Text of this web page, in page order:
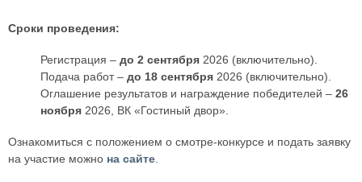
Сроки проведения:
Регистрация – до 2 сентября 2026 (включительно).
Подача работ – до 18 сентября 2026 (включительно).
Оглашение результатов и награждение победителей – 26
ноября 2026, ВК «Гостиный двор».
Ознакомиться с положением о смотре-конкурсе и подать заявку
на участие можно на сайте.